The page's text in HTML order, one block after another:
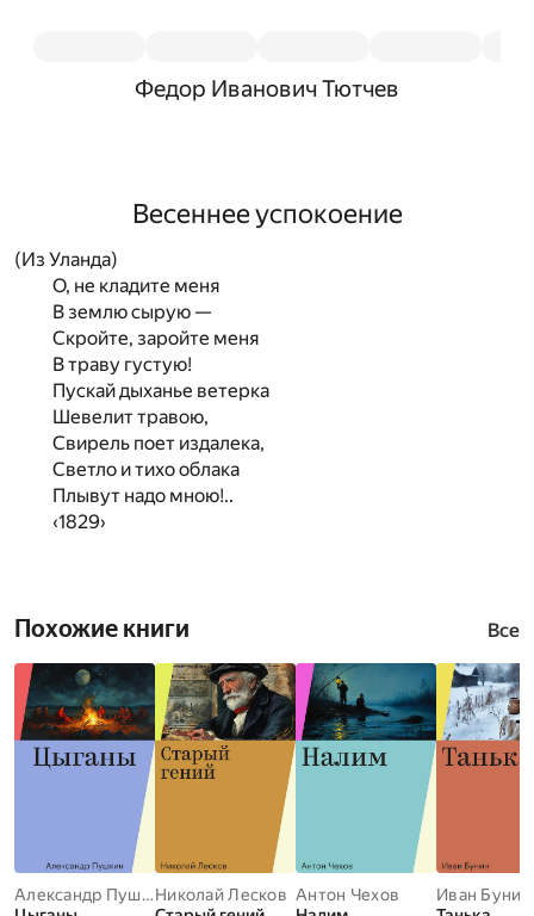
Федор Иванович Тютчев
Весеннее успокоение
(Из Уланда)
О, не кладите меня
В землю сырую —
Скройте, заройте меня
В траву густую!
Пускай дыханье ветерка
Шевелит травою,
Свирель поет издалека,
Светло и тихо облака
Плывут надо мною!..
‹1829›
Похожие книги Все
Александр ПушкинНиколай Лесков Антон Чехов
Иван Бунин